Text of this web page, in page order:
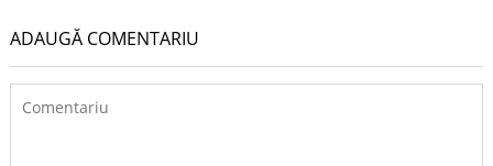
ADAUGĂ COMENTARIU